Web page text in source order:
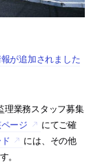
が追加されました
理業務スタッフ募集
ージ
にてご確
には、その他
。